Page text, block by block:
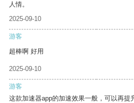
人情。
2025-09-10
游客
超棒啊 好用
2025-09-10
游客
这款加速器app的加速效果一般，可以再提